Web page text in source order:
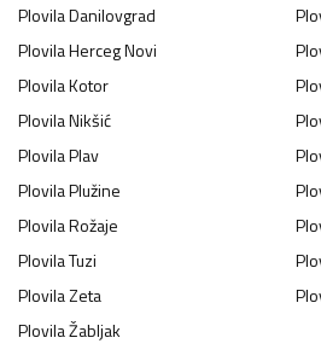
PlovilaDanilovgrad
PlovilaHerceg Novi
PlovilaKotor
PlovilaNikšić
PlovilaPlav
PlovilaPlužine
PlovilaRožaje
PlovilaTuzi
PlovilaZeta
PlovilaŽabljak